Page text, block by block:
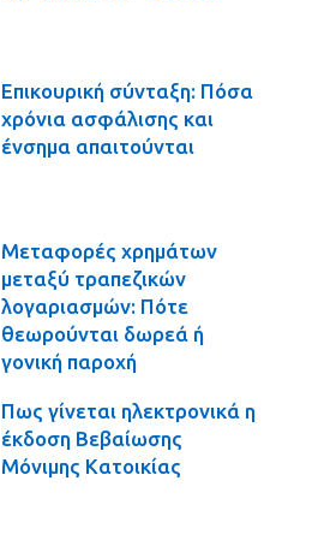
Επικουρική σύνταξη: Πόσα
χρόνια ασφάλισης και
ένσημα απαιτούνται
Μεταφορές χρημάτων
μεταξύ τραπεζικών
λογαριασμών: Πότε
θεωρούνται δωρεά ή
γονική παροχή
Πως γίνεται ηλεκτρονικά η
έκδοση Βεβαίωσης
Μόνιμης Κατοικίας